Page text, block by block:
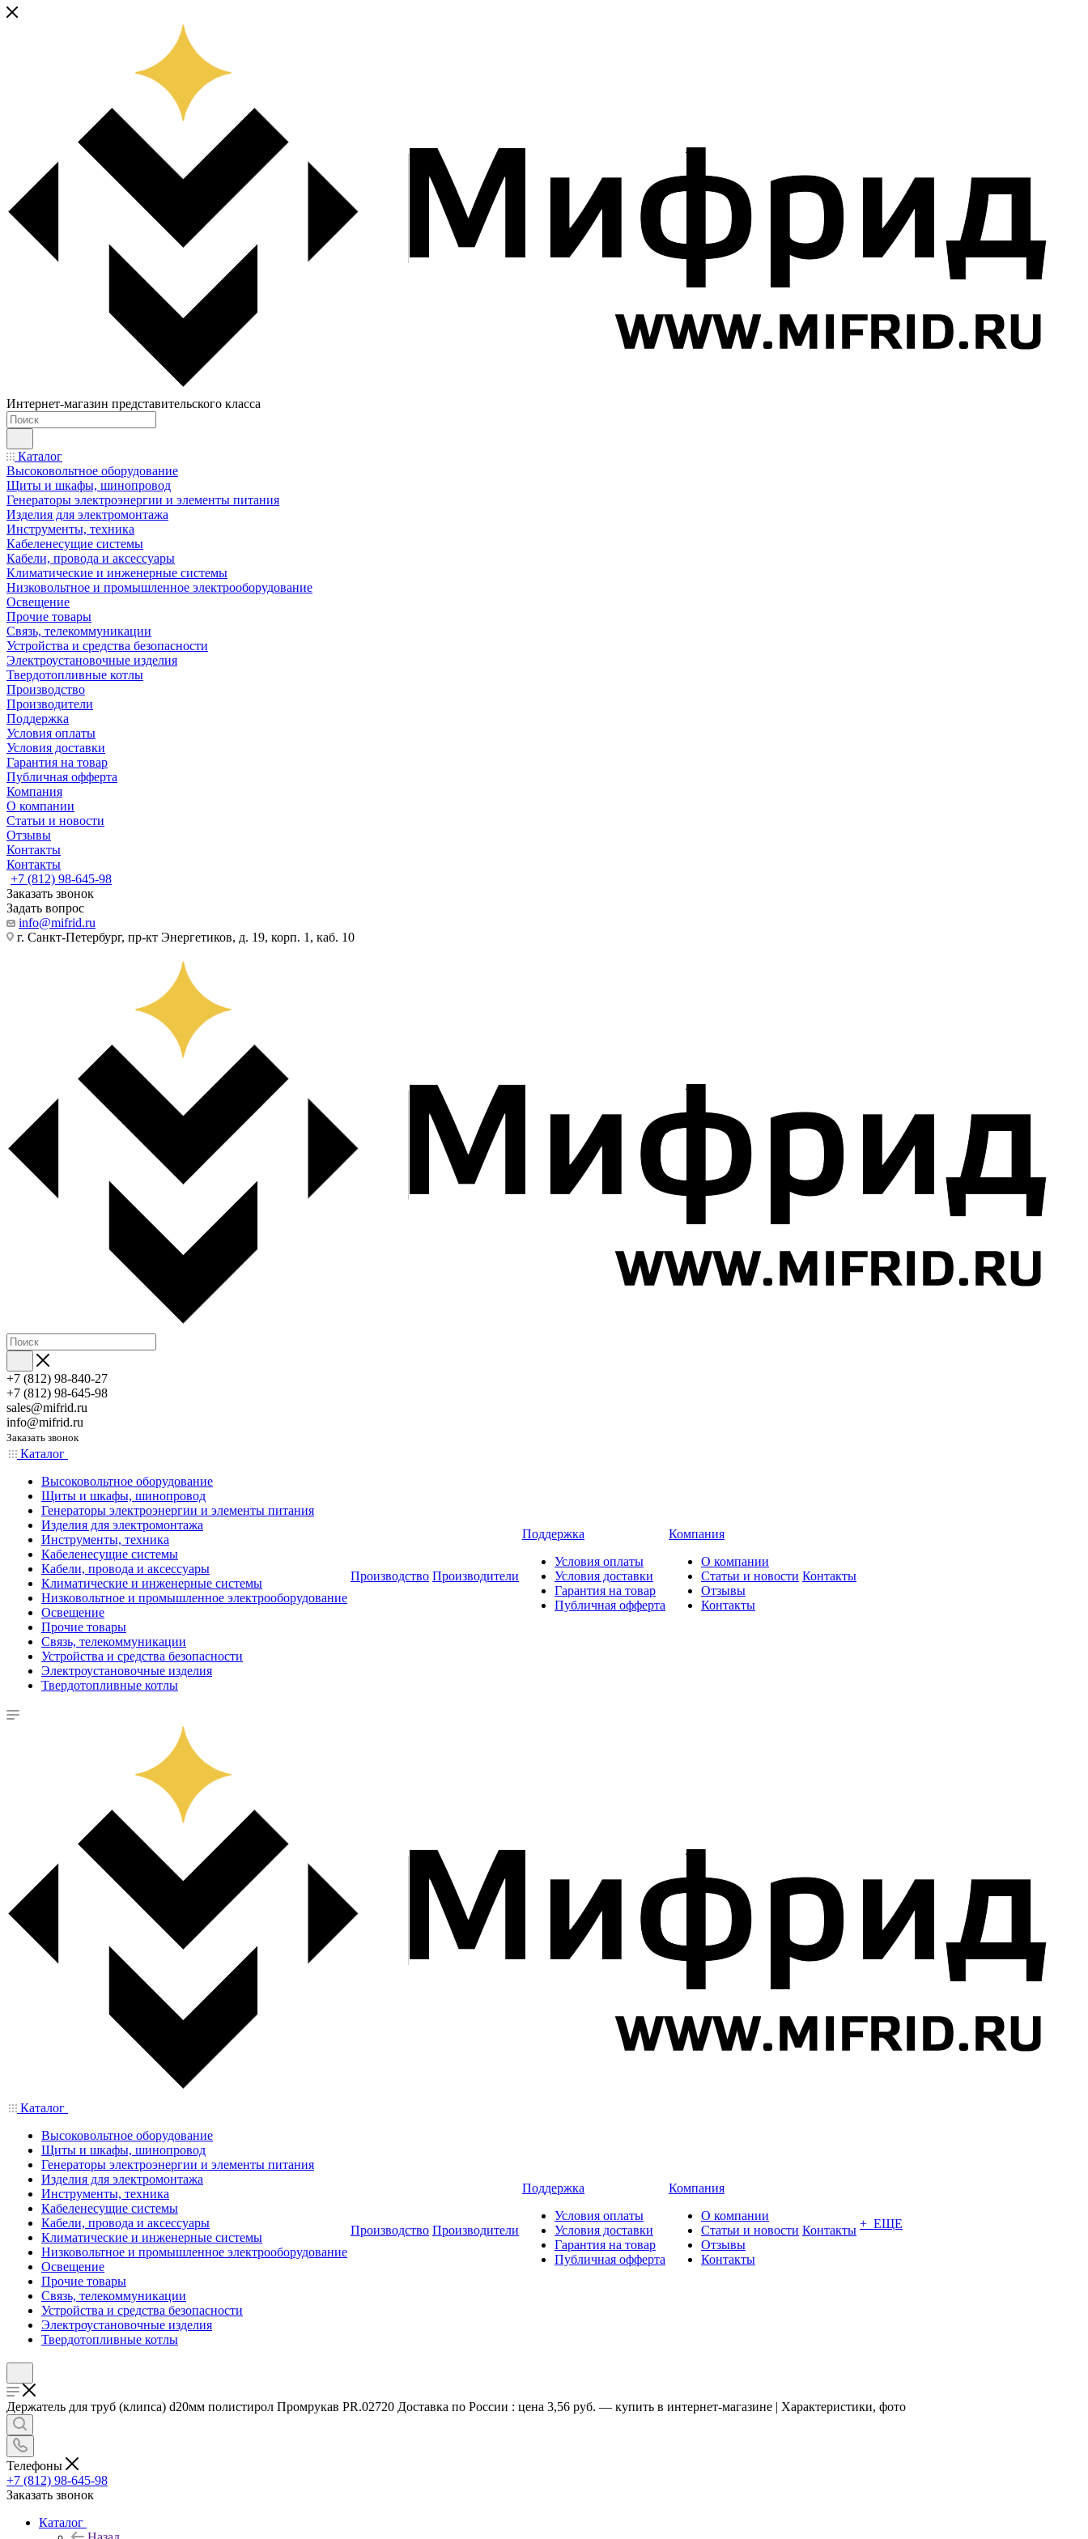
Интернет-магазин представительского класса
Каталог
Высоковольтное оборудование
Щиты и шкафы, шинопровод
Генераторы электроэнергии и элементы питания
Изделия для электромонтажа
Инструменты, техника
Кабеленесущие системы
Кабели, провода и аксессуары
Климатические и инженерные системы
Низковольтное и промышленное электрооборудование
Освещение
Прочие товары
Связь, телекоммуникации
Устройства и средства безопасности
Электроустановочные изделия
Твердотопливные котлы
Производство
Производители
Поддержка
Условия оплаты
Условия доставки
Гарантия на товар
Публичная офферта
Компания
О компании
Статьи и новости
Отзывы
Контакты
Контакты
+7 (812) 98-645-98
Заказать звонок
Задать вопрос
info@mifrid.ru
г. Санкт-Петербург, пр-кт Энергетиков, д. 19, корп. 1, каб. 10
+7 (812) 98-840-27
+7 (812) 98-645-98
sales@mifrid.ru
info@mifrid.ru
Заказать звонок
Каталог
Высоковольтное оборудование
Щиты и шкафы, шинопровод
Генераторы электроэнергии и элементы питания
Изделия для электромонтажа
Инструменты, техника
Кабеленесущие системы
Кабели, провода и аксессуары
Климатические и инженерные системы
Низковольтное и промышленное электрооборудование
Освещение
Прочие товары
Связь, телекоммуникации
Устройства и средства безопасности
Электроустановочные изделия
Твердотопливные котлы
Производство Производители
Поддержка
Условия оплаты
Условия доставки
Гарантия на товар
Публичная офферта
Компания
О компании
Статьи и новости
Отзывы
Контакты
Контакты
Каталог
Высоковольтное оборудование
Щиты и шкафы, шинопровод
Генераторы электроэнергии и элементы питания
Изделия для электромонтажа
Инструменты, техника
Кабеленесущие системы
Кабели, провода и аксессуары
Климатические и инженерные системы
Низковольтное и промышленное электрооборудование
Освещение
Прочие товары
Связь, телекоммуникации
Устройства и средства безопасности
Электроустановочные изделия
Твердотопливные котлы
Производство Производители
Поддержка
Условия оплаты
Условия доставки
Гарантия на товар
Публичная офферта
Компания
О компании
Статьи и новости
Отзывы
Контакты
Контакты + ЕЩЕ
Держатель для труб (клипса) d20мм полистирол Промрукав PR.02720 Доставка по России : цена 3,56 руб. — купить в интернет-магазине | Характеристики, фото
Телефоны
+7 (812) 98-645-98
Заказать звонок
Каталог